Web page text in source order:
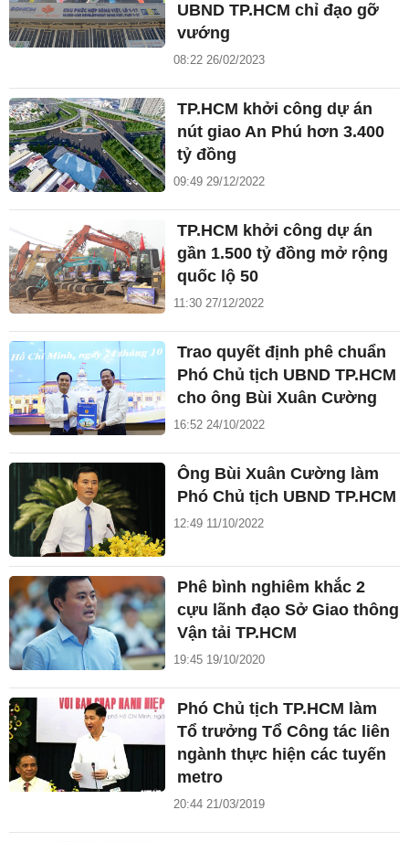
UBND TP.HCM chỉ đạo gỡ
vướng
08:22 26/02/2023
TP.HCM khởi công dự án
nút giao An Phú hơn 3.400
tỷ đồng
09:49 29/12/2022
TP.HCM khởi công dự án
gần 1.500 tỷ đồng mở rộng
quốc lộ 50
11:30 27/12/2022
Trao quyết định phê chuẩn
Phó Chủ tịch UBND TP.HCM
cho ông Bùi Xuân Cường
16:52 24/10/2022
Ông Bùi Xuân Cường làm
Phó Chủ tịch UBND TP.HCM
12:49 11/10/2022
Phê bình nghiêm khắc 2
cựu lãnh đạo Sở Giao thông
Vận tải TP.HCM
19:45 19/10/2020
Phó Chủ tịch TP.HCM làm
Tổ trưởng Tổ Công tác liên
ngành thực hiện các tuyến
metro
20:44 21/03/2019